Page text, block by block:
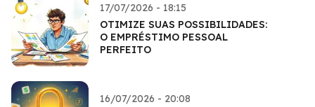
17/07/2026 - 18:15
OTIMIZE SUAS POSSIBILIDADES:
O EMPRÉSTIMO PESSOAL
PERFEITO
16/07/2026 - 20:08